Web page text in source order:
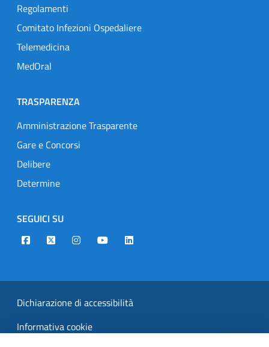
Regolamenti
Comitato Infezioni Ospedaliere
Telemedicina
MedOral
TRASPARENZA
Amministrazione Trasparente
Gare e Concorsi
Delibere
Determine
SEGUICI SU
Designers Italia
TwitterInstagramYoutubeLinkedin
Dichiarazione di accessibilità
Informativa cookie